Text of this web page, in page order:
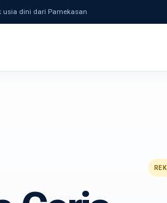
usia dini dari Pamekasan